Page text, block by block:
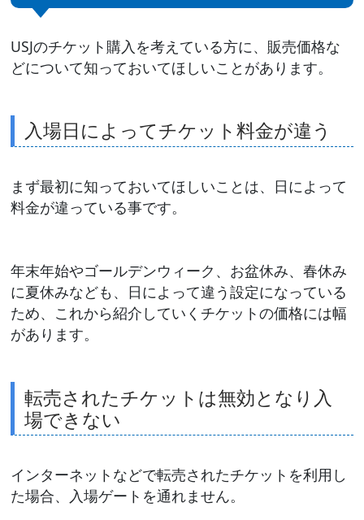
USJのチケット購入を考えている方に、販売価格な
どについて知っておいてほしいことがあります。
入場日によってチケット料金が違う
まず最初に知っておいてほしいことは、日によって
料金が違っている事です。
年末年始やゴールデンウィーク、お盆休み、春休み
に夏休みなども、日によって違う設定になっている
ため、これから紹介していくチケットの価格には幅
があります。
転売されたチケットは無効となり入
場できない
インターネットなどで転売されたチケットを利用し
た場合、入場ゲートを通れません。